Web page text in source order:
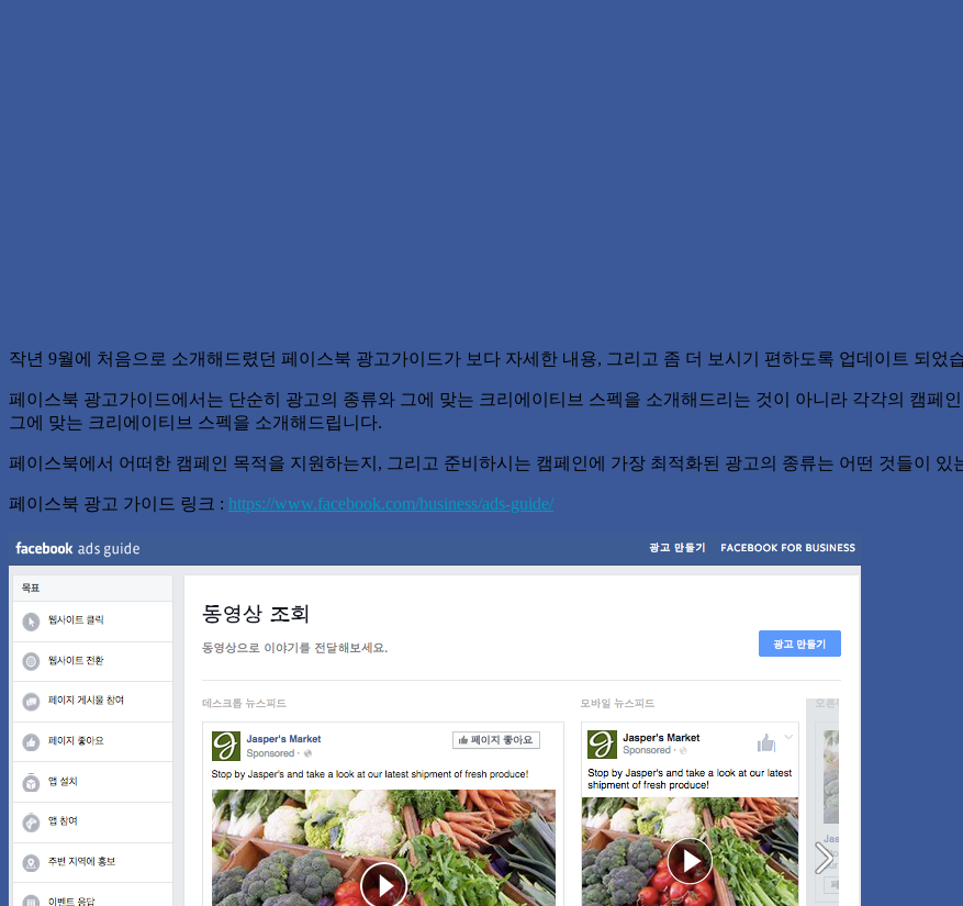
작년 9월에 처음으로 소개해드렸던 페이스북 광고가이드가 보다 자세한 내용, 그리고 좀 더 보시기 편하도록 업데이트 되었
페이스북 광고가이드에서는 단순히 광고의 종류와 그에 맞는 크리에이티브 스펙을 소개해드리는 것이 아니라 각각의 캠페
그에 맞는 크리에이티브 스펙을 소개해드립니다.
페이스북에서 어떠한 캠페인 목적을 지원하는지, 그리고 준비하시는 캠페인에 가장 최적화된 광고의 종류는 어떤 것들이
페이스북 광고 가이드 링크 : https://www.facebook.com/business/ads-guide/